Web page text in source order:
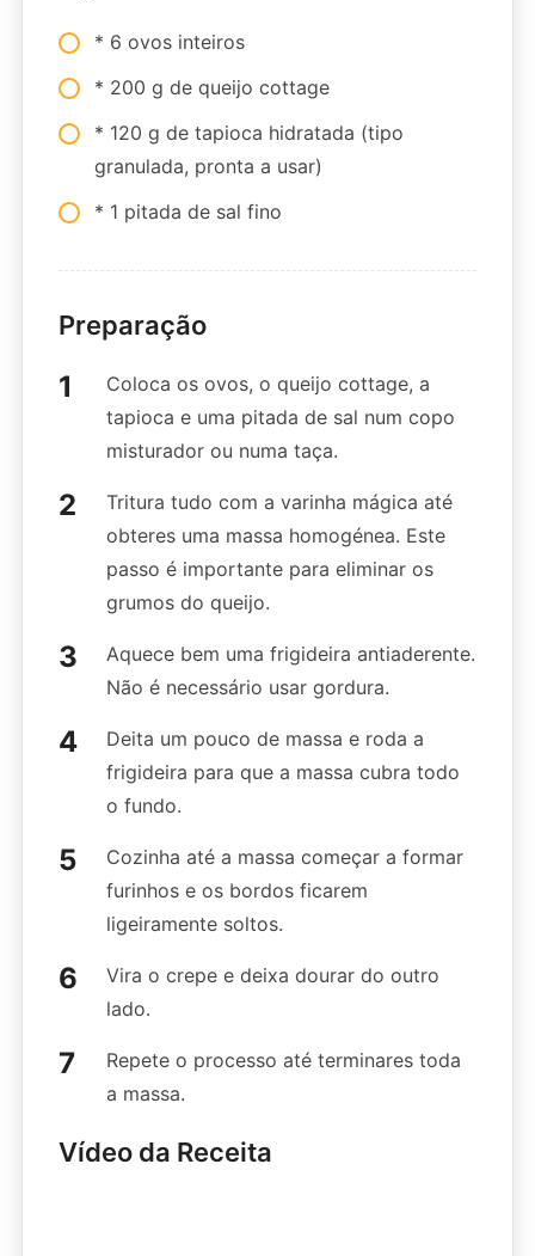
* 6 ovos inteiros
* 200 g de queijo cottage
* 120 g de tapioca hidratada (tipo
granulada, pronta a usar)
* 1 pitada de sal fino
Preparação
Coloca os ovos, o queijo cottage, a
tapioca e uma pitada de sal num copo
misturador ou numa taça.
Tritura tudo com a varinha mágica até
obteres uma massa homogénea. Este
passo é importante para eliminar os
grumos do queijo.
Aquece bem uma frigideira antiaderente.
Não é necessário usar gordura.
Deita um pouco de massa e roda a
frigideira para que a massa cubra todo
o fundo.
Cozinha até a massa começar a formar
furinhos e os bordos ficarem
ligeiramente soltos.
Vira o crepe e deixa dourar do outro
lado.
Repete o processo até terminares toda
a massa.
Vídeo da Receita